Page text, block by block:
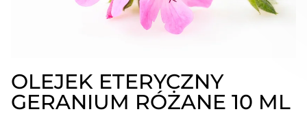
OLEJEK ETERYCZNY
GERANIUM RÓŻANE 10 ML